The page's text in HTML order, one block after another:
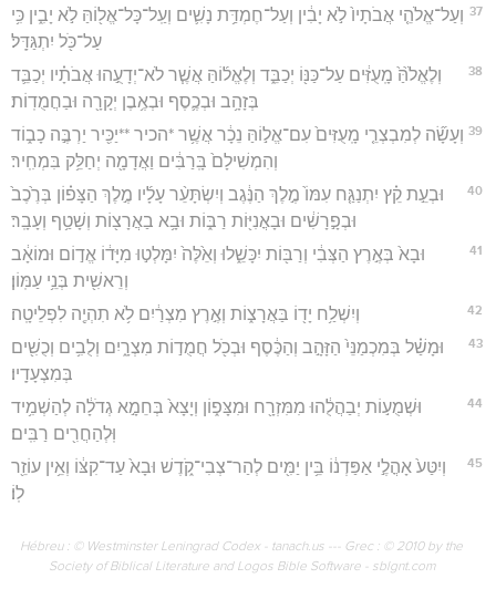
37 וְעַל־אֱלֹהֵ֤י אֲבֹתָיו֙ לֹ֣א יָבִ֔ין וְעַל־חֶמְדַּ֥ת נָשִׁ֛ים וְעַֽל־כָּל־אֱל֖וֹהַּ לֹ֣א יָבִ֑ין כִּ֥י
עַל־כֹּ֖ל יִתְגַּדָּֽל׃
38
וְלֶאֱלֹ֙הַּ֙ מָֽעֻזִּ֔ים עַל־כַּנּ֖וֹ יְכַבֵּ֑ד וְלֶאֱל֜וֹהַּ אֲשֶׁ֧ר לֹא־יְדָעֻ֣הוּ אֲבֹתָ֗יו יְכַבֵּ֛ד
בְּזָהָ֥ב וּבְכֶ֛סֶף וּבְאֶ֥בֶן יְקָרָ֖ה וּבַחֲמֻדֽוֹת׃
39 וְעָשָׂ֞ה לְמִבְצְרֵ֤י מָֽעֻזִּים֙ עִם־אֱל֣וֹהַּ נֵכָ֔ר אֲשֶׁ֥ר *הכיר **יַכִּ֖יר יַרְבֶּ֣ה כָב֑וֹד
וְהִמְשִׁילָם֙ בָּֽרַבִּ֔ים וַאֲדָמָ֖ה יְחַלֵּ֥ק בִּמְחִֽיר׃
40
וּבְעֵ֣ת קֵ֗ץ יִתְנַגַּ֤ח עִמּוֹ֙ מֶ֣לֶךְ הַנֶּ֔גֶב וְיִשְׂתָּעֵ֨ר עָלָ֜יו מֶ֣לֶךְ הַצָּפ֗וֹן בְּרֶ֙כֶב֙
וּבְפָ֣רָשִׁ֔ים וּבָאֳנִיּ֖וֹת רַבּ֑וֹת וּבָ֥א בַאֲרָצ֖וֹת וְשָׁטַ֥ף וְעָבָֽר׃
41
וּבָא֙ בְּאֶ֣רֶץ הַצְּבִ֔י וְרַבּ֖וֹת יִכָּשֵׁ֑לוּ וְאֵ֙לֶּה֙ יִמָּלְט֣וּ מִיָּד֔וֹ אֱד֣וֹם וּמוֹאָ֔ב
וְרֵאשִׁ֖ית בְּנֵ֥י עַמּֽוֹן׃
42 וְיִשְׁלַ֥ח יָד֖וֹ בַּאֲרָצ֑וֹת וְאֶ֣רֶץ מִצְרַ֔יִם לֹ֥א תִהְיֶ֖ה לִפְלֵיטָֽה׃
43
וּמָשַׁ֗ל בְּמִכְמַנֵּי֙ הַזָּהָ֣ב וְהַכֶּ֔סֶף וּבְכֹ֖ל חֲמֻד֣וֹת מִצְרָ֑יִם וְלֻבִ֥ים וְכֻשִׁ֖ים
בְּמִצְעָדָֽיו׃
44
וּשְׁמֻע֣וֹת יְבַהֲלֻ֔הוּ מִמִּזְרָ֖ח וּמִצָּפ֑וֹן וְיָצָא֙ בְּחֵמָ֣א גְדֹלָ֔ה לְהַשְׁמִ֥יד
וּֽלְהַחֲרִ֖ים רַבִּֽים׃
45
וְיִטַּע֙ אָהֳלֶ֣י אַפַּדְנ֔וֹ בֵּ֥ין יַמִּ֖ים לְהַר־צְבִי־קֹ֑דֶשׁ וּבָא֙ עַד־קִצּ֔וֹ וְאֵ֥ין עוֹזֵ֖ר
לֽוֹ׃
Hébreu : © Westminster Leningrad Codex - tanach.us --- Grec : © 2010 by the
Society of Biblical Literature and Logos Bible Software - sblgnt.com